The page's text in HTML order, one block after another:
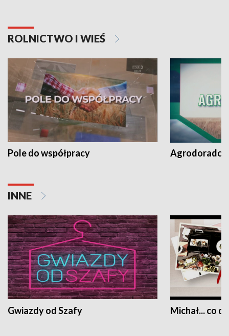
ROLNICTWO I WIEŚ
Pole do współpracy Agrodoradcy
INNE
Gwiazdy od Szafy Michał... co